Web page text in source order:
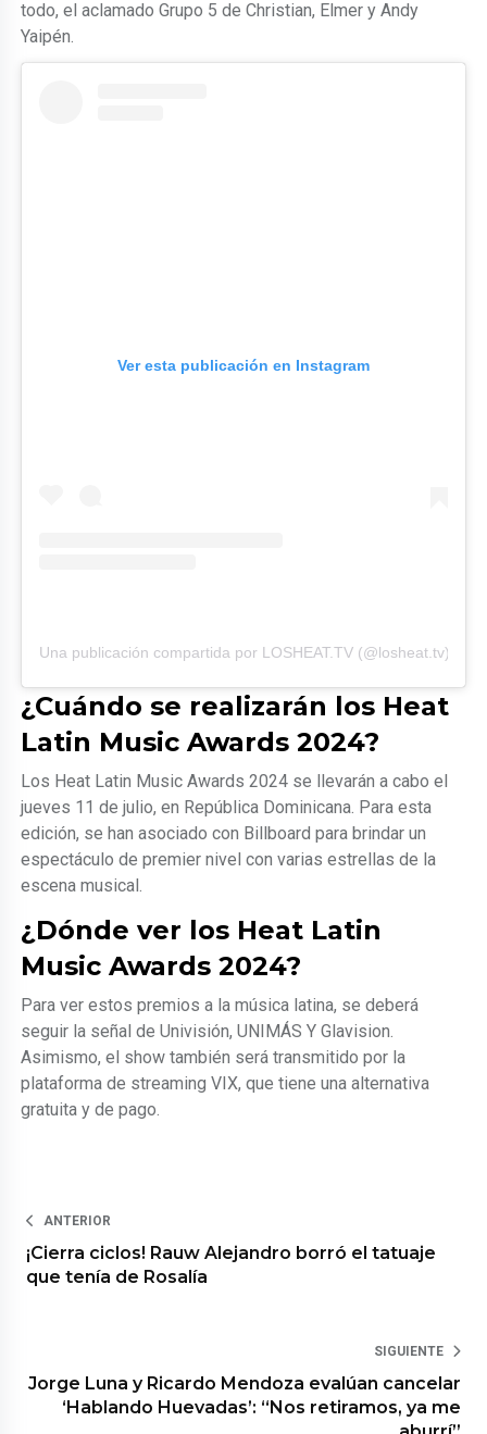
todo, el aclamado Grupo 5 de Christian, Elmer y Andy
Yaipén.
Ver esta publicación en Instagram
Una publicación compartida por LOSHEAT.TV (@losheat.tv)
¿Cuándo se realizarán los Heat
Latin Music Awards 2024?
Los Heat Latin Music Awards 2024 se llevarán a cabo el
jueves 11 de julio, en República Dominicana. Para esta
edición, se han asociado con Billboard para brindar un
espectáculo de premier nivel con varias estrellas de la
escena musical.
¿Dónde ver los Heat Latin
Music Awards 2024?
Para ver estos premios a la música latina, se deberá
seguir la señal de Univisión, UNIMÁS Y Glavision.
Asimismo, el show también será transmitido por la
plataforma de streaming VIX, que tiene una alternativa
gratuita y de pago.
ANTERIOR
¡Cierra ciclos! Rauw Alejandro borró el tatuaje
que tenía de Rosalía
SIGUIENTE
Jorge Luna y Ricardo Mendoza evalúan cancelar
‘Hablando Huevadas’: “Nos retiramos, ya me